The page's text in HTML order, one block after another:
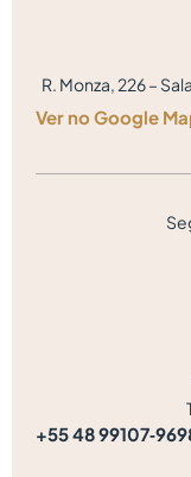
R. Monza, 226 –
Ver no Google
‪+55 48